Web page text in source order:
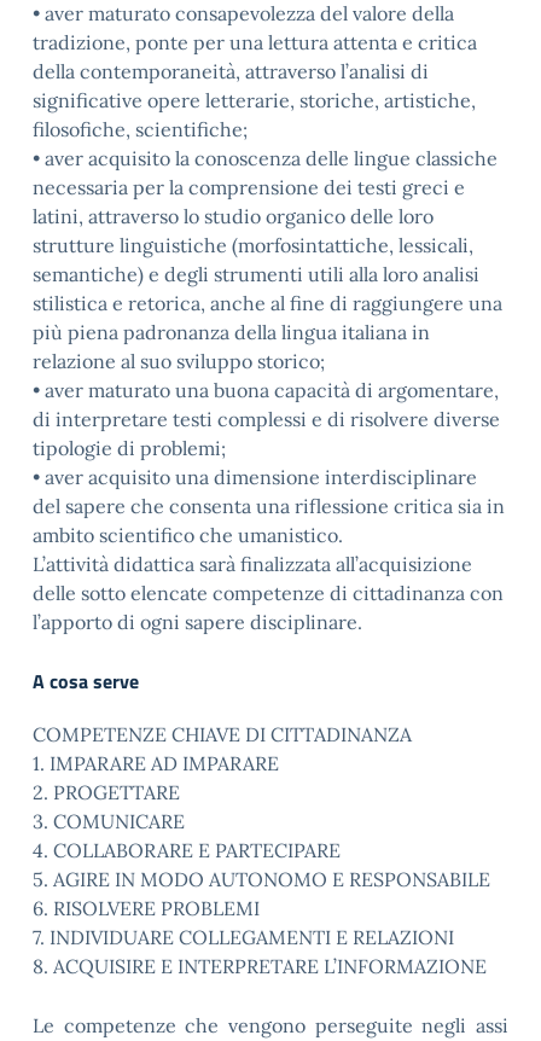
• aver maturato consapevolezza del valore della
tradizione, ponte per una lettura attenta e critica
della contemporaneità, attraverso l’analisi di
significative opere letterarie, storiche, artistiche,
filosofiche, scientifiche;
• aver acquisito la conoscenza delle lingue classiche
necessaria per la comprensione dei testi greci e
latini, attraverso lo studio organico delle loro
strutture linguistiche (morfosintattiche, lessicali,
semantiche) e degli strumenti utili alla loro analisi
stilistica e retorica, anche al fine di raggiungere una
più piena padronanza della lingua italiana in
relazione al suo sviluppo storico;
• aver maturato una buona capacità di argomentare,
di interpretare testi complessi e di risolvere diverse
tipologie di problemi;
• aver acquisito una dimensione interdisciplinare
del sapere che consenta una riflessione critica sia in
ambito scientifico che umanistico.
L’attività didattica sarà finalizzata all’acquisizione
delle sotto elencate competenze di cittadinanza con
l’apporto di ogni sapere disciplinare.
A cosa serve
COMPETENZE CHIAVE DI CITTADINANZA
1. IMPARARE AD IMPARARE
2. PROGETTARE
3. COMUNICARE
4. COLLABORARE E PARTECIPARE
5. AGIRE IN MODO AUTONOMO E RESPONSABILE
6. RISOLVERE PROBLEMI
7. INDIVIDUARE COLLEGAMENTI E RELAZIONI
8. ACQUISIRE E INTERPRETARE L’INFORMAZIONE
Le competenze che vengono perseguite negli assi